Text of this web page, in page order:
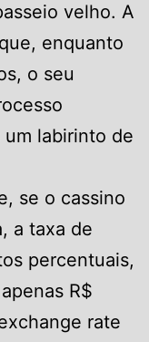
velho. A
enquanto
o seu
labirinto de
se o cassino
a taxa de
percentuais,
R$
rate